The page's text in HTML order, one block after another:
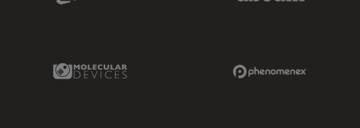
Molecular Devices Link